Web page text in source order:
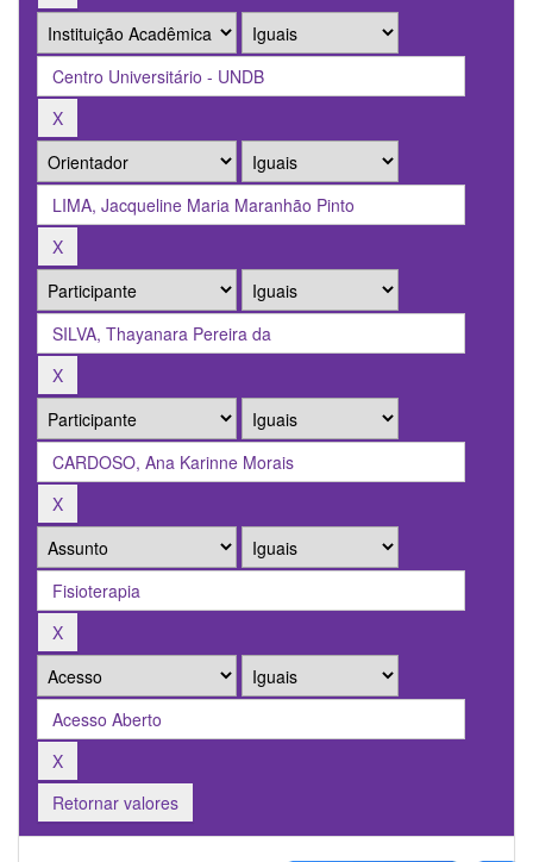
Retornar valores